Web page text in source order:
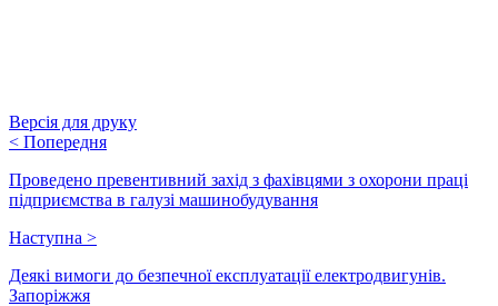
Версія для друку
< Попередня
Проведено превентивний захід з фахівцями з охорони праці
підприємства в галузі машинобудування
Наступна >
Деякі вимоги до безпечної експлуатації електродвигунів.
Запоріжжя